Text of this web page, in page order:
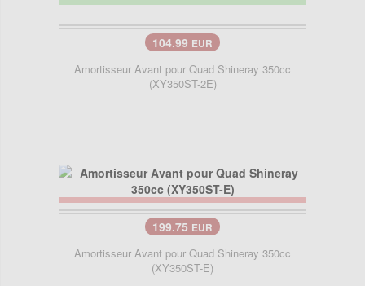
104.99 EUR
Amortisseur Avant pour Quad Shineray 350cc
(XY350ST-2E)
199.75 EUR
Amortisseur Avant pour Quad Shineray 350cc
(XY350ST-E)